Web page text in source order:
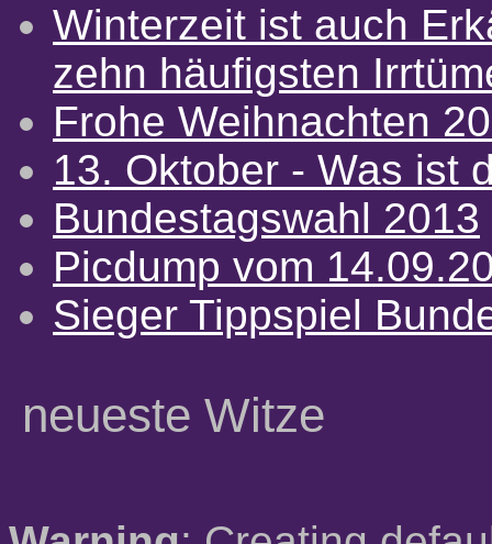
Winterzeit ist auch
zehn häufigsten
Frohe Weihnachten
13. Oktober - Was ist
Bundestagswahl 2013
Picdump vom
Sieger Tippspiel
neueste Witze